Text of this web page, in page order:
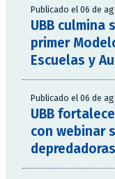
Publicado el 06 de
UBB
primer
Escuelas y
Publicado el 06 de
UBB
con webinar
depredadoras